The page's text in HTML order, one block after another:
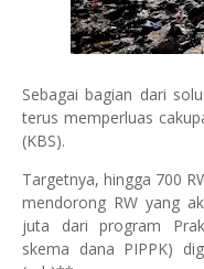
Sebagai bagian dari
terus memperluas
(KBS).
Targetnya, hingga 700
mendorong RW yang
juta dari program
skema dana PIPPK)